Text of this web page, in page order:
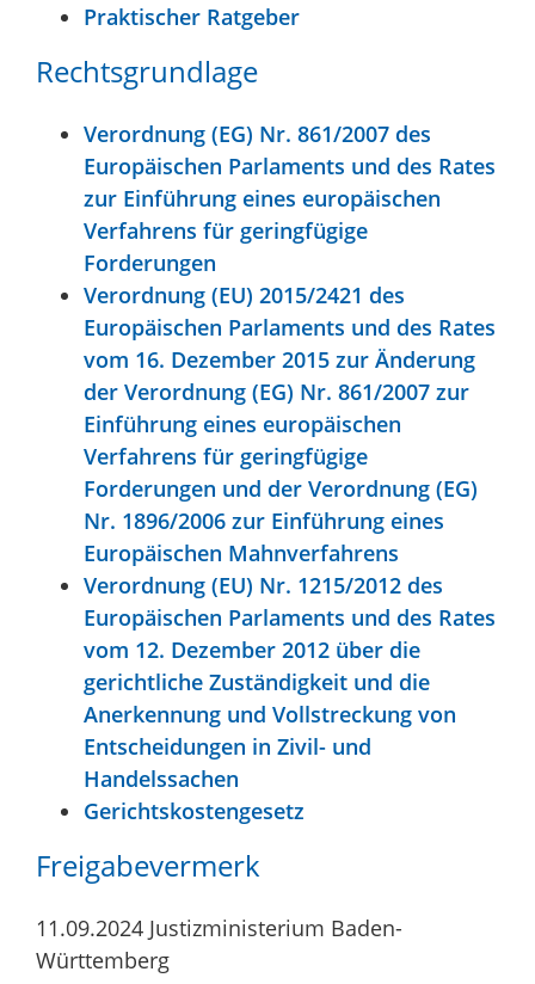
Praktischer Ratgeber
Rechtsgrundlage
Verordnung (EG) Nr. 861/2007 des
Europäischen Parlaments und des Rates
zur Einführung eines europäischen
Verfahrens für geringfügige
Forderungen
Verordnung (EU) 2015/2421 des
Europäischen Parlaments und des Rates
vom 16. Dezember 2015 zur Änderung
der Verordnung (EG) Nr. 861/2007 zur
Einführung eines europäischen
Verfahrens für geringfügige
Forderungen und der Verordnung (EG)
Nr. 1896/2006 zur Einführung eines
Europäischen Mahnverfahrens
Verordnung (EU) Nr. 1215/2012 des
Europäischen Parlaments und des Rates
vom 12. Dezember 2012 über die
gerichtliche Zuständigkeit und die
Anerkennung und Vollstreckung von
Entscheidungen in Zivil- und
Handelssachen
Gerichtskostengesetz
Freigabevermerk
11.09.2024 Justizministerium Baden-
Württemberg